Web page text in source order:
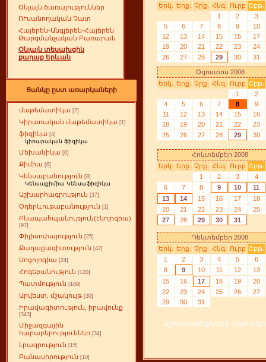
Օնլայն ծառայություններ
ՈՒսանողական Չատ
Հայերեն-Անգլերեն-Հայերեն
Թարգմանչական Բառարան
Օնլայն տեսախցիկ
քաղաք Երևան
Ցանկը ըստ առարկաների
մաթեմատիկա [2]
Կիրառական մաթեմատիկա [1]
ֆիզիկա [4]
կիռարական ֆիզիկա
Մեխանիկա [0]
Քիմիա [6]
Կենսաբանություն [8]
Կենսաքիմիա Կենսաֆիզիկա
Աշխարհագրություն [37]
Օդերևութաբանություն [1]
Բնապահպանություն(էկոլոգիա)
[97]
Փիլիսոփայություն [25]
Քաղաքագիտություն [42]
Սոցոլոգիա [24]
Հոգեբանություն [120]
Պատմություն [189]
Արվեստ, մշակույթ [30]
Իրավագիտություն, իրավունք
[343]
Միջազգային
հարաբերություններ [34]
Լրագրություն [15]
Բանասիրություն [10]
Երկ.
Երք. Չրք. Հնգ. Ուրբ Շբթ.
1
2
3
5
6 7 8 9
10
12
13 14 15 16
17
19
20 21 22 23
24
26
27 28 29 30 31
Օգոստոս 2008
Երկ.
Երք. Չրք. Հնգ. Ուրբ Շբթ.
1
2
4
5 6 7 8
9
11
12 13 14 15
16
18
19 20 21 22
23
25
26 27 28 29 30
Հոկտեմբեր 2008
Երկ.
Երք. Չրք. Հնգ. Ուրբ Շբթ.
1
2 3
4
6
7 8 9 10
11
13
14 15 16 17
18
20
21 22 23 24
25
27
28 29 30 31
Դեկտեմբեր 2008
Երկ.
Երք. Չրք. Հնգ. Ուրբ Շբթ.
1
2 3 4 5
6
8
9 10 11 12
13
15
16 17 18 19
20
22
23 24 25 26
27
29
30 31
Աշխատանքները